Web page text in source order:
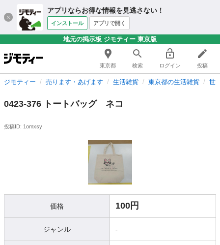
アプリならお得な情報を見逃さない！
インストール アプリで開く
地元の掲示板 ジモティー 東京版
東京都 検索 ログイン 投稿
ジモティー 売ります・あげます 生活雑貨 東京都の生活雑貨 世
0423-376 トートバッグ ネコ
投稿ID: 1omxsy
価格 100円
ジャンル -